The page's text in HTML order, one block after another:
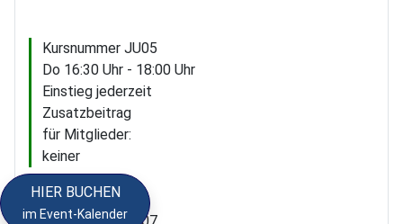
Kursnummer JU05
Do 16:30 Uhr - 18:00 Uhr
Einstieg jederzeit
Zusatzbeitrag
für Mitglieder:
keiner
HIER BUCHEN
im Event-Kalender